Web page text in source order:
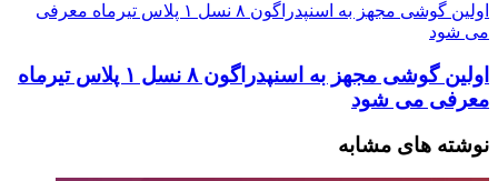
اولین گوشی مجهز به اسنپدراگون ۸ نسل ۱ پلاس تیرماه معرفی
می شود
اولین گوشی مجهز به اسنپدراگون ۸ نسل ۱ پلاس تیرماه
معرفی می شود
نوشته های مشابه